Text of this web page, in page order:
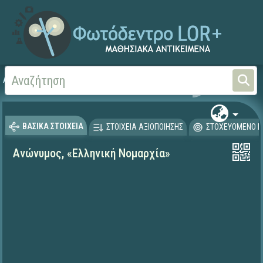
Αρχική Γλώσσα και Λογοτεχνία
ΒΑΣΙΚΑ ΣΤΟΙΧΕΙΑ ΣΤΟΙΧΕΙΑ ΑΞΙΟΠΟΙΗΣΗΣ ΣΤΟΧΕΥΟΜΕΝΟ
Ανώνυμος, «Ελληνική Νομαρχία»